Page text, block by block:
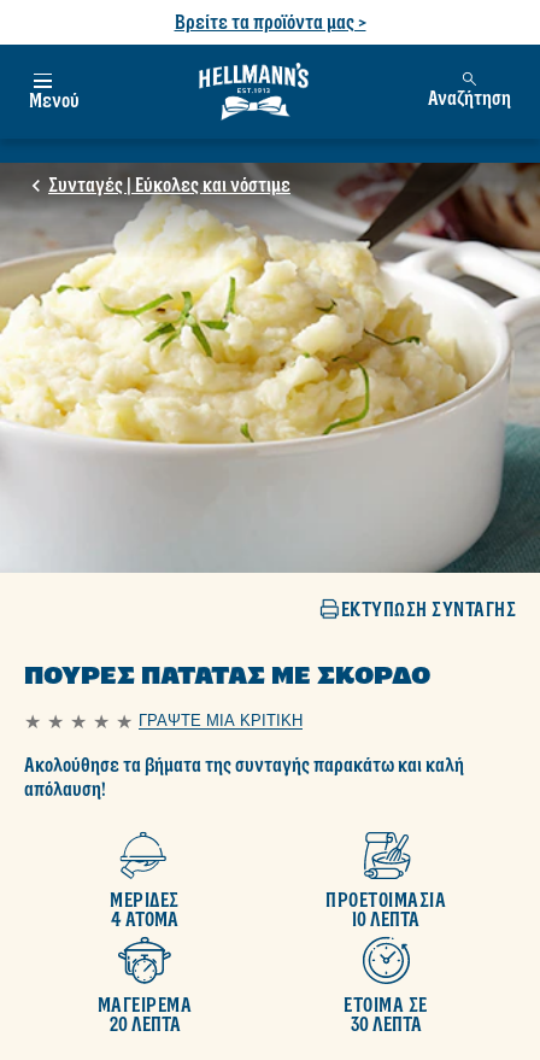
Βρείτε τα προϊόντα μας >
Μενού Αναζήτηση
Συνταγές | Εύκολες και νόστιμε
ΕΚΤΎΠΩΣΗ ΣΥΝΤΑΓΉΣ
ΠΟΥΡΈΣ ΠΑΤΆΤΑΣ ΜΕ ΣΚΌΡΔΟ
Δεν
αξιολογήσεις
για
ΓΡΆΨΤΕ ΜΙΑ ΚΡΙΤΙΚΉ
Ακολούθησε τα βήματα της συνταγής παρακάτω και καλή
απόλαυση!
4 ΑΤΟΜΑ
ΜΕΡΙΔΕΣ
10 ΛΕΠΤΑ
ΠΡΟΕΤΟΙΜΑΣΙΑ
20 ΛΕΠΤΑ
ΜΑΓΕΙΡΕΜΑ
30 ΛΕΠΤΑ
ΕΤΟΙΜΑ ΣΕ